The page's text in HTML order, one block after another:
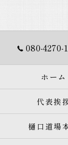
080-4270-
ホーム
代表挨
樋口道場